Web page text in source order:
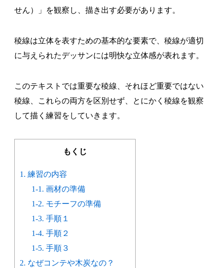
せん）」を観察し、描き出す必要があります。
稜線は立体を表すための基本的な要素で、稜線が適切
に与えられたデッサンには明快な立体感が表れます。
このテキストでは重要な稜線、それほど重要ではない
稜線、これらの両方を区別せず、とにかく稜線を観察
して描く練習をしていきます。
もくじ
1. 練習の内容
1-1. 画材の準備
1-2. モチーフの準備
1-3. 手順１
1-4. 手順２
1-5. 手順３
2. なぜコンテや木炭なの？